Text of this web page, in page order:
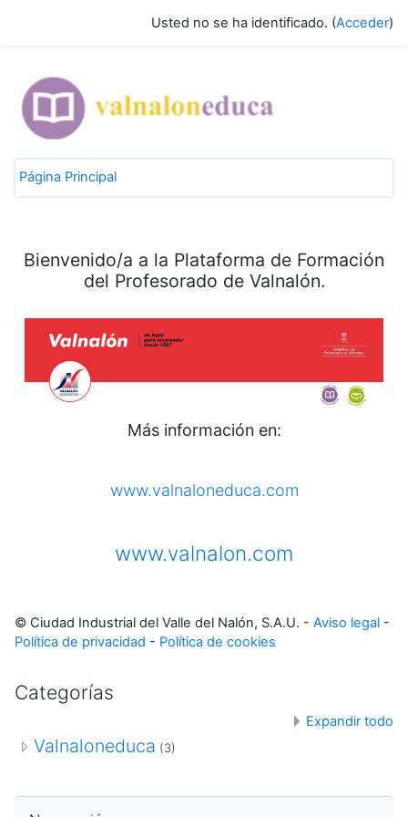
Usted no se ha identificado. (Acceder)
Página Principal
Bienvenido/a a la Plataforma de Formación
del Profesorado de Valnalón.
Más información en:
www.valnaloneduca.com
www.valnalon.com
© Ciudad Industrial del Valle del Nalón, S.A.U. - Aviso legal -
Política de privacidad - Política de cookies
Categorías
Expandir todo
Valnaloneduca (3)